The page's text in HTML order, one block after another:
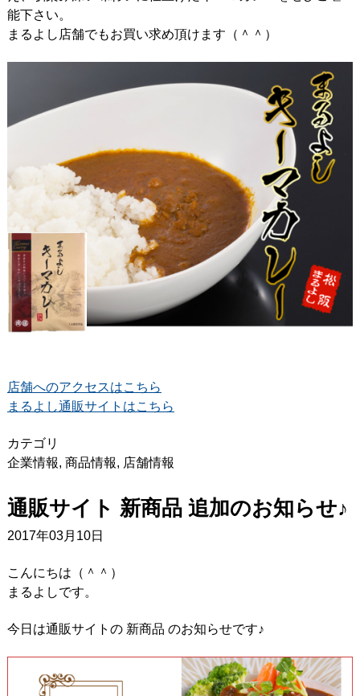
能下さい。
まるよし店舗でもお買い求め頂けます（＾＾）
店舗へのアクセスはこちら
まるよし通販サイトはこちら
カテゴリ
企業情報, 商品情報, 店舗情報
通販サイト 新商品 追加のお知らせ♪
2017年03月10日
こんにちは（＾＾）
まるよしです。
今日は通販サイトの 新商品 のお知らせです♪